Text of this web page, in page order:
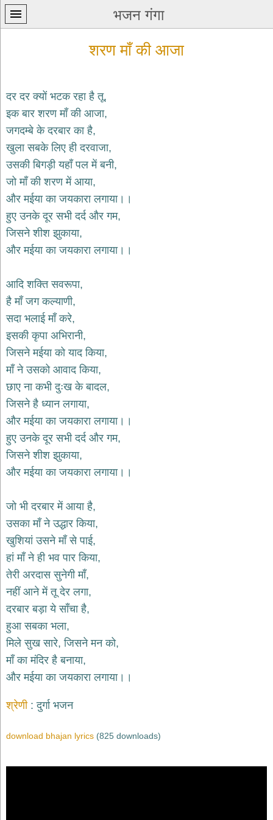
भजन गंगा
प्रथम
पन्ना
कृष्ण
भजन
krishna
bhajans
शिव
भजन
bhajans
भजन
hanuman
bhajans
साईं
भजन
bhajans
जैन
भजन
jain
bhajans
भजन
durga
bhajans
ganesh
राम
भजन
raam
गुरुदेव
gurudev
विविध
भजन
miscellaneous
bhajans
भजन
शरण माँ की आजा
दर दर क्यों भटक रहा है तू,
इक बार शरण माँ की आजा,
जगदम्बे के दरबार का है,
खुला सबके लिए ही दरवाजा,
उसकी बिगड़ी यहाँ पल में बनी,
जो माँ की शरण में आया,
और मईया का जयकारा लगाया।।
हुए उनके दूर सभी दर्द और गम,
जिसने शीश झुकाया,
और मईया का जयकारा लगाया।।
आदि शक्ति सवरूपा,
है माँ जग कल्याणी,
सदा भलाई माँ करे,
इसकी कृपा अभिरानी,
जिसने मईया को याद किया,
माँ ने उसको आवाद किया,
छाए ना कभी दुःख के बादल,
जिसने है ध्यान लगाया,
और मईया का जयकारा लगाया।।
हुए उनके दूर सभी दर्द और गम,
जिसने शीश झुकाया,
और मईया का जयकारा लगाया।।
जो भी दरबार में आया है,
उसका माँ ने उद्धार किया,
खुशियां उसने माँ से पाई,
हां माँ ने ही भव पार किया,
तेरी अरदास सुनेगी माँ,
नहीं आने में तू देर लगा,
दरबार बड़ा ये साँचा है,
हुआ सबका भला,
मिले सुख सारे, जिसने मन को,
माँ का मंदिर है बनाया,
और मईया का जयकारा लगाया।।
श्रेणी दुर्गा भजन
download bhajan lyrics (825 downloads)